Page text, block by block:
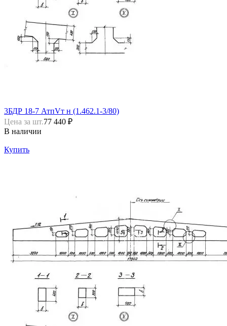
3БДР 18-7 АтпVт н (1.462.1-3/80)
Цена за шт.77 440 ₽
В наличии
Купить